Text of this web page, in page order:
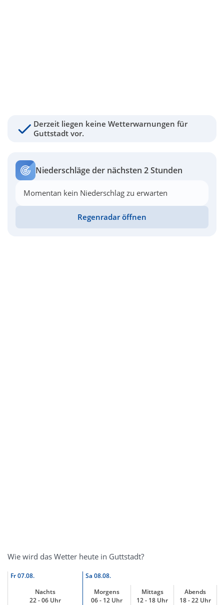
Derzeit liegen keine Wetterwarnungen für
Guttstadt vor.
Niederschläge der nächsten 2 Stunden
Momentan kein Niederschlag zu erwarten
Regenradar öffnen
Wie wird das Wetter heute in Guttstadt?
Fr07.08. Sa 08.08.
Nachts
22 - 06 Uhr
Morgens
06 - 12 Uhr
Mittags
12 - 18 Uhr
Abends
18 - 22 Uhr